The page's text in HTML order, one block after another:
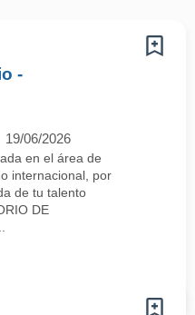
-
19/06/2026
en el área de
internacional, por
de tu talento
DE